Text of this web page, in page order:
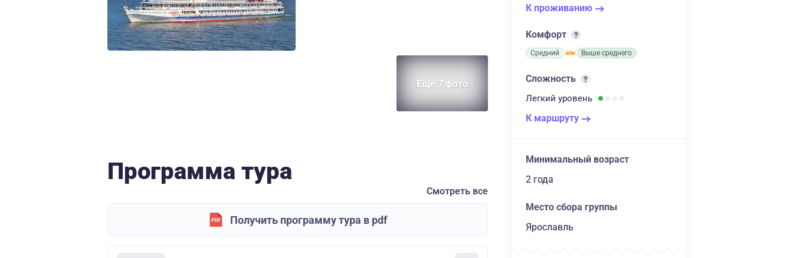
Еще 7 фото
Программа тура
Смотреть все
Получить программу тура в pdf
К проживанию
Комфорт
Средний Выше среднего
Сложность
Легкий уровень
К маршруту
Минимальный возраст
2 года
Место сбора группы
Ярославль